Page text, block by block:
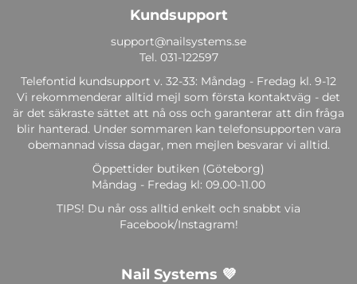
Kundsupport
support@nailsystems.se
Tel. 031-122597
Telefontid kundsupport v. 32-33: Måndag - Fredag kl. 9-12
Vi rekommenderar alltid mejl som första kontaktväg - det
är det säkraste sättet att nå oss och garanterar att din fråga
blir hanterad. Under sommaren kan telefonsupporten vara
obemannad vissa dagar, men mejlen besvarar vi alltid.
Öppettider butiken (Göteborg)
Måndag - Fredag kl: 09.00-11.00
TIPS! Du når oss alltid enkelt och snabbt via
Facebook/Instagram!
Nail Systems 💜